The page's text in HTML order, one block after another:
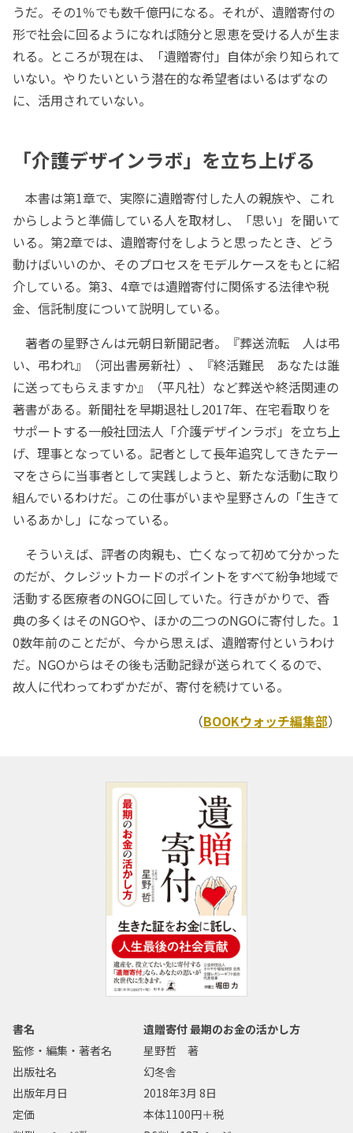
うだ。その1％でも数千億円になる。それが、遺贈寄付の
形で社会に回るようになれば随分と恩恵を受ける人が生ま
れる。ところが現在は、「遺贈寄付」自体が余り知られて
いない。やりたいという潜在的な希望者はいるはずなの
に、活用されていない。
「介護デザインラボ」を立ち上げる
本書は第1章で、実際に遺贈寄付した人の親族や、これ
からしようと準備している人を取材し、「思い」を聞いて
いる。第2章では、遺贈寄付をしようと思ったとき、どう
動けばいいのか、そのプロセスをモデルケースをもとに紹
介している。第3、4章では遺贈寄付に関係する法律や税
金、信託制度について説明している。
著者の星野さんは元朝日新聞記者。『葬送流転 人は弔
い、弔われ』（河出書房新社）、『終活難民 あなたは誰
に送ってもらえますか』（平凡社）など葬送や終活関連の
著書がある。新聞社を早期退社し2017年、在宅看取りを
サポートする一般社団法人「介護デザインラボ」を立ち上
げ、理事となっている。記者として長年追究してきたテー
マをさらに当事者として実践しようと、新たな活動に取り
組んでいるわけだ。この仕事がいまや星野さんの「生きて
いるあかし」になっている。
そういえば、評者の肉親も、亡くなって初めて分かった
のだが、クレジットカードのポイントをすべて紛争地域で
活動する医療者のNGOに回していた。行きがかりで、香
典の多くはそのNGOや、ほかの二つのNGOに寄付した。1
0数年前のことだが、今から思えば、遺贈寄付というわけ
だ。NGOからはその後も活動記録が送られてくるので、
故人に代わってわずかだが、寄付を続けている。
（BOOKウォッチ編集部）
書名
遺贈寄付 最期のお金の活かし方
監修・編集・著者名
星野哲 著
出版社名
幻冬舎
出版年月日
2018年3月 8日
定価
本体1100円＋税